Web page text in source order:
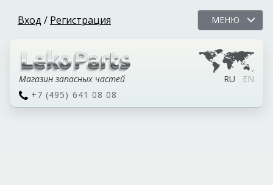
Вход / Регистрация МЕНЮ
Магазин запасных частей RU
EN
+7 (495) 641 08 08